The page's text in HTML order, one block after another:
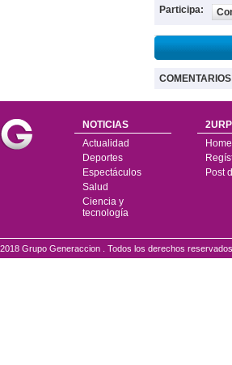
Participa:
COMENTARIOS
NOTICIAS
Actualidad
Deportes
Espectáculos
Salud
Ciencia y
tecnología
2URPI
Home
Post
2018 Grupo Generaccion . Todos los derechos